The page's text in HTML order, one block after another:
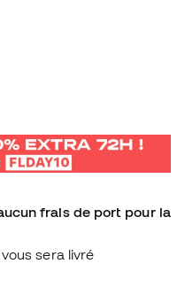
frais de port pour la
sera livré